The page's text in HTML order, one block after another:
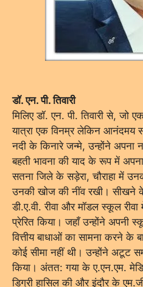
डॉ. एन. पी. तिवारी
मिलिए डॉ. एन. पी. तिवारी से,
यात्रा एक विनम्र लेकिन आनंदमय
नदी के किनारे जन्मे, उन्होंने अपना
बहती भावना की याद के रूप में
सतना जिले के सड़ेरा, चौराहा में
उनकी खोज की नींव रखी। सीखने के
डी.ए.वी. रीवा और मॉडल स्कूल
प्रेरित किया। जहाँ उन्होंने अपनी
वित्तीय बाधाओं का सामना करने के
कोई सीमा नहीं थी। उन्होंने अटूट
किया। अंतत: गया के ए.एन.एम.
डिग्री हासिल की और इंदौर के